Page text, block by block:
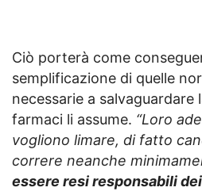
Ciò porterà come
semplificazione di quelle
necessarie a salvaguardare
farmaci li assume. “Loro
vogliono limare, di fatto
correre neanche
essere resi responsabili